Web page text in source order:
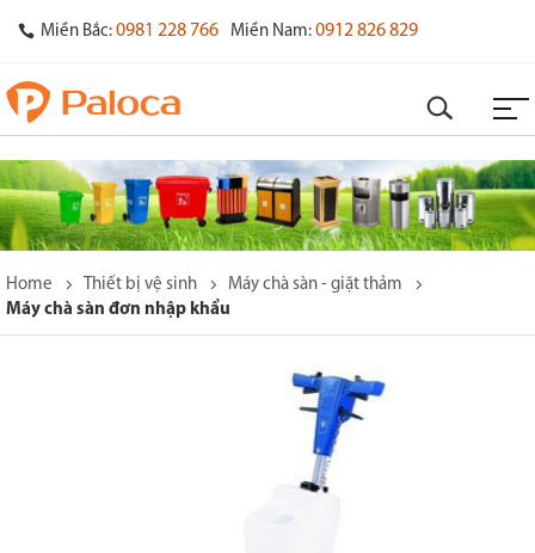
Miền Bắc: 0981 228 766 Miền Nam: 0912 826 829
Home Thiết bị vệ sinh
Máy chà sàn - giặt thảm
Máy chà sàn đơn nhập khẩu